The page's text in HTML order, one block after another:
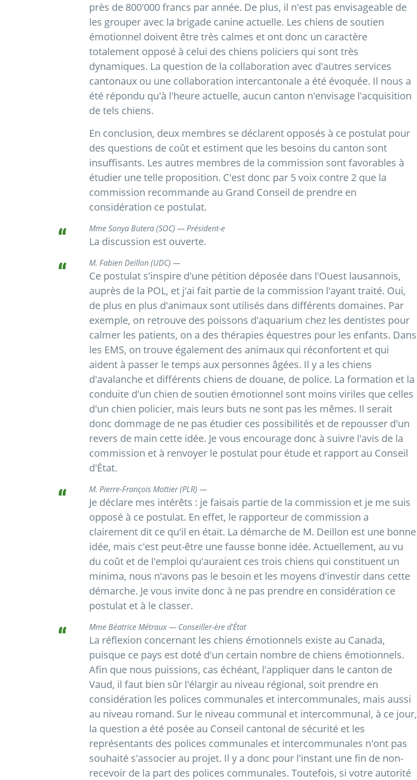
près de 800'000 francs par année. De plus, il n'est pas envisageable de
les grouper avec la brigade canine actuelle. Les chiens de soutien
émotionnel doivent être très calmes et ont donc un caractère
totalement opposé à celui des chiens policiers qui sont très
dynamiques. La question de la collaboration avec d'autres services
cantonaux ou une collaboration intercantonale a été évoquée. Il nous a
été répondu qu'à l'heure actuelle, aucun canton n'envisage l'acquisition
de tels chiens.
En conclusion, deux membres se déclarent opposés à ce postulat pour
des questions de coût et estiment que les besoins du canton sont
insuffisants. Les autres membres de la commission sont favorables à
étudier une telle proposition. C'est donc par 5 voix contre 2 que la
commission recommande au Grand Conseil de prendre en
considération ce postulat.
Mme Sonya Butera (SOC) — Président-e
La discussion est ouverte.
M. Fabien Deillon (UDC) —
Ce postulat s'inspire d'une pétition déposée dans l'Ouest lausannois,
auprès de la POL, et j'ai fait partie de la commission l'ayant traité. Oui,
de plus en plus d'animaux sont utilisés dans différents domaines. Par
exemple, on retrouve des poissons d'aquarium chez les dentistes pour
calmer les patients, on a des thérapies équestres pour les enfants. Dans
les EMS, on trouve également des animaux qui réconfortent et qui
aident à passer le temps aux personnes âgées. Il y a les chiens
d'avalanche et différents chiens de douane, de police. La formation et la
conduite d'un chien de soutien émotionnel sont moins viriles que celles
d'un chien policier, mais leurs buts ne sont pas les mêmes. Il serait
donc dommage de ne pas étudier ces possibilités et de repousser d'un
revers de main cette idée. Je vous encourage donc à suivre l'avis de la
commission et à renvoyer le postulat pour étude et rapport au Conseil
d'État.
M. Pierre-François Mottier (PLR) —
Je déclare mes intérêts : je faisais partie de la commission et je me suis
opposé à ce postulat. En effet, le rapporteur de commission a
clairement dit ce qu'il en était. La démarche de M. Deillon est une bonne
idée, mais c'est peut-être une fausse bonne idée. Actuellement, au vu
du coût et de l'emploi qu'auraient ces trois chiens qui constituent un
minima, nous n'avons pas le besoin et les moyens d'investir dans cette
démarche. Je vous invite donc à ne pas prendre en considération ce
postulat et à le classer.
Mme Béatrice Métraux — Conseiller-ère d'État
La réflexion concernant les chiens émotionnels existe au Canada,
puisque ce pays est doté d'un certain nombre de chiens émotionnels.
Afin que nous puissions, cas échéant, l'appliquer dans le canton de
Vaud, il faut bien sûr l'élargir au niveau régional, soit prendre en
considération les polices communales et intercommunales, mais aussi
au niveau romand. Sur le niveau communal et intercommunal, à ce jour,
la question a été posée au Conseil cantonal de sécurité et les
représentants des polices communales et intercommunales n'ont pas
souhaité s'associer au projet. Il y a donc pour l'instant une fin de non-
recevoir de la part des polices communales. Toutefois, si votre autorité